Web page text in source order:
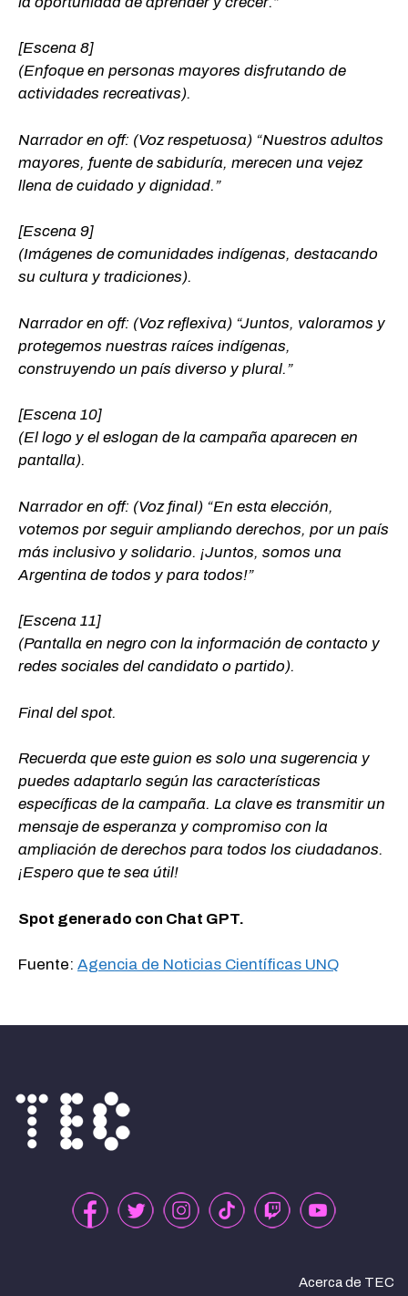
[Escena 8]
(Enfoque en personas mayores disfrutando de
actividades recreativas).
Narrador en off: (Voz respetuosa) “Nuestros adultos
mayores, fuente de sabiduría, merecen una vejez
llena de cuidado y dignidad.”
[Escena 9]
(Imágenes de comunidades indígenas, destacando
su cultura y tradiciones).
Narrador en off: (Voz reflexiva) “Juntos, valoramos y
protegemos nuestras raíces indígenas,
construyendo un país diverso y plural.”
[Escena 10]
(El logo y el eslogan de la campaña aparecen en
pantalla).
Narrador en off: (Voz final) “En esta elección,
votemos por seguir ampliando derechos, por un país
más inclusivo y solidario. ¡Juntos, somos una
Argentina de todos y para todos!”
[Escena 11]
(Pantalla en negro con la información de contacto y
redes sociales del candidato o partido).
Final del spot.
Recuerda que este guion es solo una sugerencia y
puedes adaptarlo según las características
específicas de la campaña. La clave es transmitir un
mensaje de esperanza y compromiso con la
ampliación de derechos para todos los ciudadanos.
¡Espero que te sea útil!
Spot generado con Chat GPT.
Fuente: Agencia de Noticias Científicas UNQ
Acerca de TEC